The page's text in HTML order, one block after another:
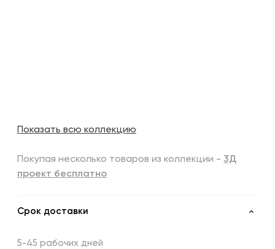
Показать всю коллекцию
Покупая несколько товаров из коллекции - 3Д
проект бесплатно
Срок доставки
5-45 рабочих дней